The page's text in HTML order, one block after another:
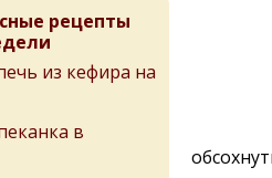
рецепты
из кефира на
в